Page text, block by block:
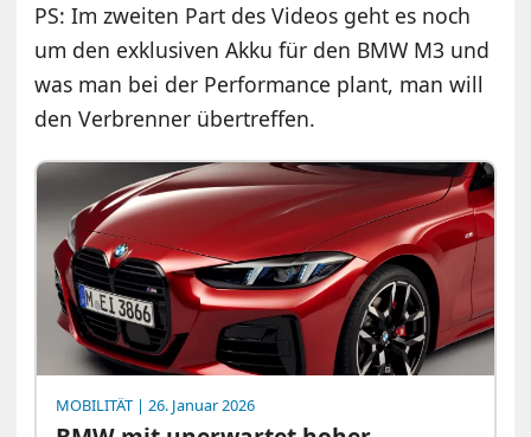
PS: Im zweiten Part des Videos geht es noch
um den exklusiven Akku für den BMW M3 und
was man bei der Performance plant, man will
den Verbrenner übertreffen.
MOBILITÄT | 26. Januar 2026